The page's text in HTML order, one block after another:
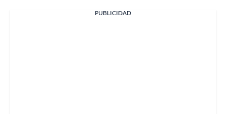
PUBLICIDAD